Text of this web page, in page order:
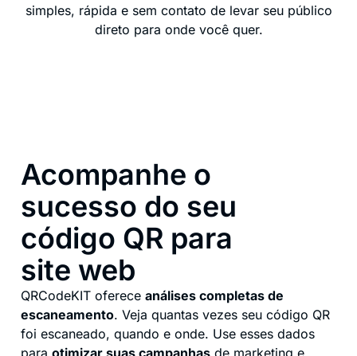
simples, rápida e sem contato de levar seu público
direto para onde você quer.
Acompanhe o
sucesso do seu
código QR para
site web
QRCodeKIT oferece análises completas de
escaneamento. Veja quantas vezes seu código QR
foi escaneado, quando e onde. Use esses dados
para otimizar suas campanhas de marketing e